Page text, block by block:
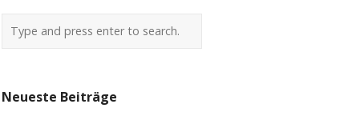
Neueste Beiträge